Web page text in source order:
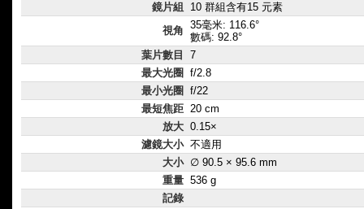
鏡片組
10 群組含有15 元素
視角 35毫米: 116.6°
數碼: 92.8°
葉片數目
7
最大光圈
f/2.8
最小光圈
f/22
最短焦距 20 cm
放大 0.15×
濾鏡大小 不適用
大小 ∅ 90.5 × 95.6 mm
重量 536 g
記錄